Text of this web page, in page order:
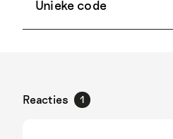
Unieke code
Reacties 1